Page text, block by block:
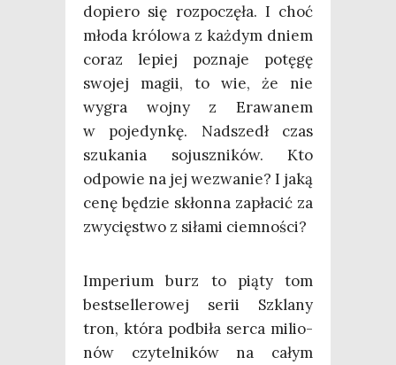
dopie­ro się roz­po­czę­ła. I choć
mło­da kró­lo­wa z każ­dym dniem
coraz lepiej pozna­je potę­gę
swo­jej magii, to wie, że nie
wygra woj­ny z Era­wa­nem
w poje­dyn­kę. Nad­szedł czas
szu­ka­nia sojusz­ni­ków. Kto
odpo­wie na jej wezwa­nie? I jaką
cenę będzie skłon­na zapła­cić za
zwy­cię­stwo z siła­mi ciemności?
Impe­rium burz to pią­ty tom
best­sel­le­ro­wej serii Szkla­ny
tron, któ­ra pod­bi­ła ser­ca milio­
nów czy­tel­ni­ków na całym